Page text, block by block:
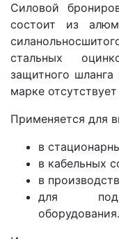
Силовой
состоит из
стальных
защитного
марке
Применяется для
в
в кабельных
в
для
оборудования.